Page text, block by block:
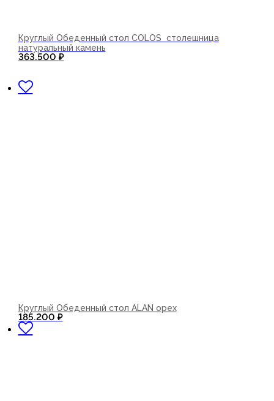
Круглый Обеденный стол COLOS столешница
натуральный камень
363.500 ₽
Круглый Обеденный стол ALAN орех
185.200 ₽